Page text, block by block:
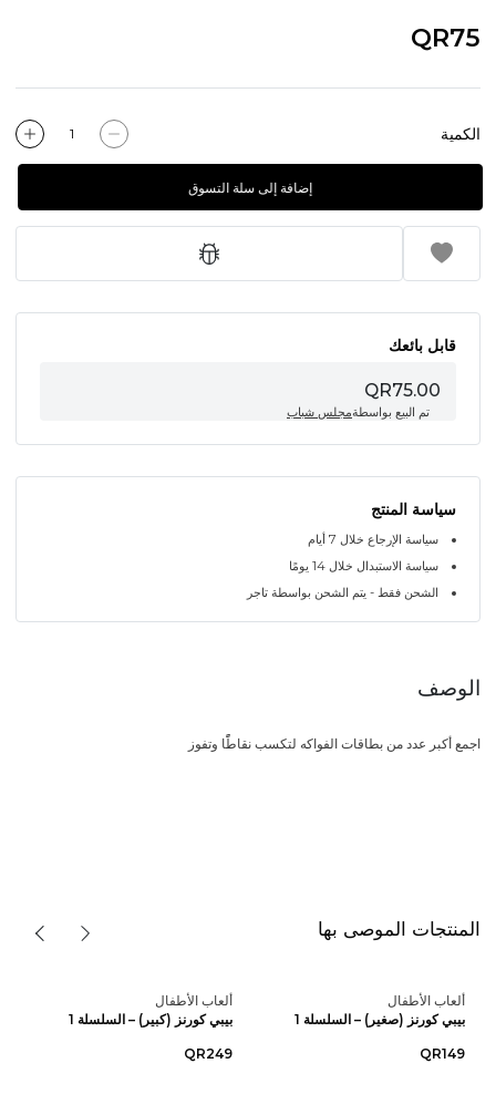
QR75
الكمية
إضافة إلى سلة التسوق
قابل بائعك
QR75.00
تم البيع بواسطةمجلس شباب
سياسة المنتج
سياسة الإرجاع خلال 7 أيام
سياسة الاستبدال خلال 14 يومًا
الشحن فقط - يتم الشحن بواسطة تاجر
الوصف
اجمع أكبر عدد من بطاقات الفواكه لتكسب نقاطًًا وتفوز
المنتجات الموصى بها
ألعاب الأطفال
بيبي كورنز (صغير) – السلسلة 1
QR149
ألعاب الأطفال
بيبي كورنز (كبير) – السلسلة 1
QR249